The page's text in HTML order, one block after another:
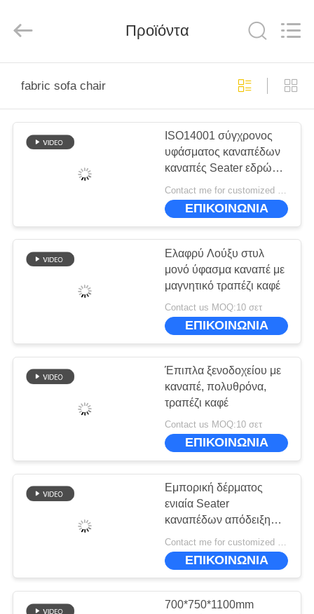
ΠΡΟΪΌΝΤΑ
VR
ΣΧΕΤΙΚΆ
ΕΠΙΣΚΕΨΉ
ΕΡΓΟΣΤΑΣΊΟΥ
ΖΗΤΉΣΤΕ
SITEMAP
Rights
Προϊόντα
fabric sofa chair
ISO14001 σύγχρονος
υφάσματος καναπέδων
καναπές Seater εδρών
πολυτελής ενιαίος
Contact me for customized MOQ:10
ΕΠΙΚΟΙΝΩΝΙΑ
Ελαφρύ Λούξυ στυλ
μονό ύφασμα καναπέ με
μαγνητικό τραπέζι καφέ
Contact us MOQ:10 σετ
ΕΠΙΚΟΙΝΩΝΙΑ
Έπιπλα ξενοδοχείου με
καναπέ, πολυθρόνα,
τραπέζι καφέ
Contact us MOQ:10 σετ
ΕΠΙΚΟΙΝΩΝΙΑ
Εμπορική δέρματος
ενιαία Seater
καναπέδων απόδειξη
γρατσουνιών εδρών
Recliner δέρματος
εδρών σύγχρονη
ΕΠΙΚΟΙΝΩΝΙΑ
700*750*1100mm